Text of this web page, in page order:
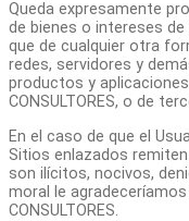
Queda expresamente
de bienes o intereses de
que de cualquier otra
redes, servidores y
productos y
CONSULTORES, o de
En el caso de que el
Sitios enlazados
son ilícitos, nocivos,
moral le
CONSULTORES.